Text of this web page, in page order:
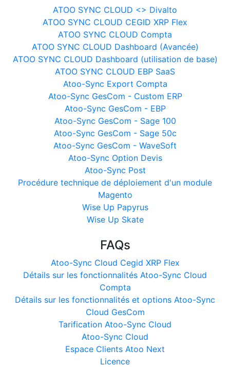
ATOO SYNC CLOUD <> Divalto
ATOO SYNC CLOUD CEGID XRP Flex
ATOO SYNC CLOUD Compta
ATOO SYNC CLOUD Dashboard (Avancée)
ATOO SYNC CLOUD Dashboard (utilisation de base)
ATOO SYNC CLOUD EBP SaaS
Atoo-Sync Export Compta
Atoo-Sync GesCom - Custom ERP
Atoo-Sync GesCom - EBP
Atoo-Sync GesCom - Sage 100
Atoo-Sync GesCom - Sage 50c
Atoo-Sync GesCom - WaveSoft
Atoo-Sync Option Devis
Atoo-Sync Post
Procédure technique de déploiement d'un module
Magento
Wise Up Papyrus
Wise Up Skate
FAQs
Atoo-Sync Cloud Cegid XRP Flex
Détails sur les fonctionnalités Atoo-Sync Cloud
Compta
Détails sur les fonctionnalités et options Atoo-Sync
Cloud GesCom
Tarification Atoo-Sync Cloud
Atoo-Sync Cloud
Espace Clients Atoo Next
Licence